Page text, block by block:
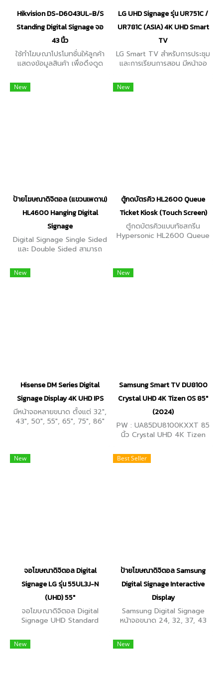
Hikvision DS-D6043UL-B/S
Standing Digital Signage จอ
43 นิ้ว
ใช้ทำโฆษณาโปรโมทชั่นให้ลูกค้า
แสดงข้อมูลสินค้า เพื่อดึงดูด
หลายขนาดให้เลือก ตั้งแต่ 43" /
LG UHD Signage รุ่น UR751C /
UR781C (ASIA) 4K UHD Smart
TV
LG Smart TV สำหรับการประชุม
และการเรียนการสอน มีหน้าจอ
/ 43" นิ้ว ความละเอียดหน้าจอ
3840 x 2160 (4K UHD)
New
ป้ายโฆษณาดิจิตอล (แขวนเพดาน)
HL4600 Hanging Digital
Signage
Digital Signage Single Sided
และ Double Sided สามารถ
ใช้งานเป็นป้ายโฆษณา, งาน
แสดงสินค้า หน้าจอ 43, 55 นิ้ว
New
ตู้กดบัตรคิว HL2600 Queue
Ticket Kiosk (Touch Screen)
ตู้กดบัตรคิวแบบทัชสกรีน
Hypersonic HL2600 Queue
ระบบปฏิบัติการ Windows
New
Hisense DM Series Digital
Signage Display 4K UHD IPS
มีหน้าจอหลายขนาด ตั้งแต่ 32",
43", 50", 55", 65", 75", 86"
New
Samsung Smart TV DU8100
Crystal UHD 4K Tizen OS 85"
(2024)
PW : UA85DU8100KXXT 85
นิ้ว Crystal UHD 4K Tizen
สดสมจริง 4K Upscaling ระบบ
ปฏิบัติการ Tizen
New
จอโฆษณาดิจิตอล Digital
Signage LG รุ่น 55UL3J-N
(UHD) 55"
จอโฆษณาดิจิตอล Digital
Signage UHD Standard
ความละเอียด 3840x2160
(UHD) มาพร้อมกับลำโพงในตัว
Best Seller
ป้ายโฆษณาดิจิตอล Samsung
Digital Signage Interactive
Display
Samsung Digital Signage
หน้าจอขนาด 24, 32, 37, 43
คมชัดแม้อยู่ในที่แสงมาก ทนทาน
เปิดใช้งานได้ต่อเนื่อง 24
New New